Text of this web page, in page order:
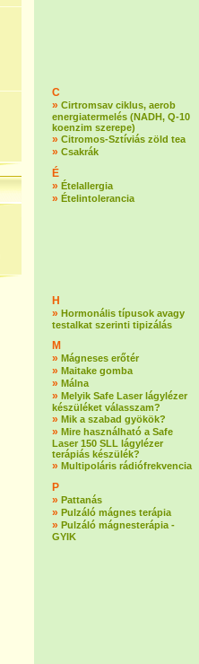
C
» Cirtromsav ciklus, aerob
energiatermelés (NADH, Q-10
koenzim szerepe)
» Citromos-Sztíviás zöld tea
» Csakrák
É
» Ételallergia
» Ételintolerancia
H
» Hormonális típusok avagy
testalkat szerinti tipizálás
M
» Mágneses erőtér
» Maitake gomba
» Málna
» Melyik Safe Laser lágylézer
készüléket válasszam?
» Mik a szabad gyökök?
» Mire használható a Safe
Laser 150 SLL lágylézer
terápiás készülék?
» Multipoláris rádiófrekvencia
P
» Pattanás
» Pulzáló mágnes terápia
» Pulzáló mágnesterápia -
GYIK